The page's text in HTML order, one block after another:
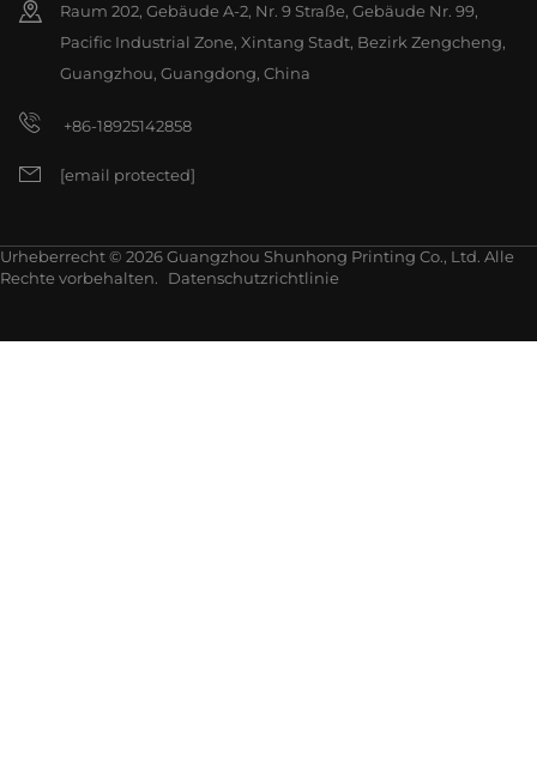
Raum 202, Gebäude A-2, Nr. 9 Straße, Gebäude Nr. 99,
Pacific Industrial Zone, Xintang Stadt, Bezirk Zengcheng,
Guangzhou, Guangdong, China
+86-18925142858
[email protected]
Urheberrecht © 2026 Guangzhou Shunhong Printing Co., Ltd. Alle
Rechte vorbehalten.
Datenschutzrichtlinie